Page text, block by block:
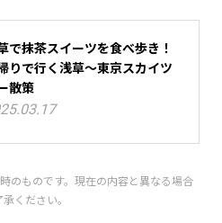
で抹茶スイーツを食べ歩き！
りで行く浅草～東京スカイツ
散策
のものです。現在の内容と異なる場合
ください。